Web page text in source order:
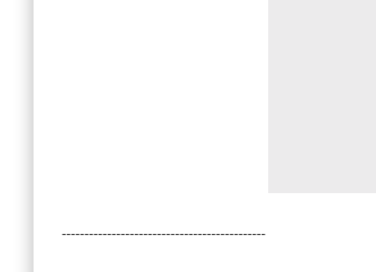
---------------------------------------------